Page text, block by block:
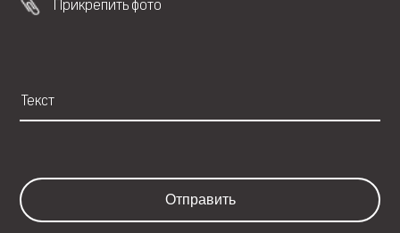
Прикрепить фото
Отправить